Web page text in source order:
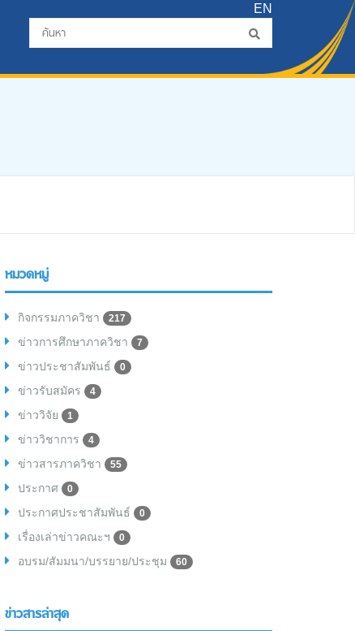
EN
หมวดหมู่
กิจกรรมภาควิชา 217
ข่าวการศึกษาภาควิชา 7
ข่าวประชาสัมพันธ์ 0
ข่าวรับสมัคร 4
ข่าววิจัย 1
ข่าววิชาการ 4
ข่าวสารภาควิชา 55
ประกาศ 0
ประกาศประชาสัมพันธ์ 0
เรื่องเล่าข่าวคณะฯ 0
อบรม/สัมมนา/บรรยาย/ประชุม 60
ข่าวสารล่าสุด